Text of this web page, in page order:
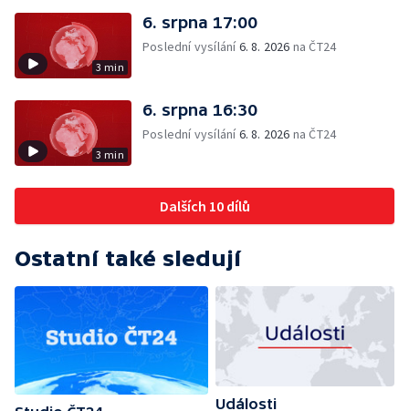
3 min
6. srpna 17:00
Poslední vysílání6. 8. 2026 na ČT24
3 min
6. srpna 16:30
Poslední vysílání6. 8. 2026 na ČT24
Dalších 10 dílů
Ostatní také sledují
Události